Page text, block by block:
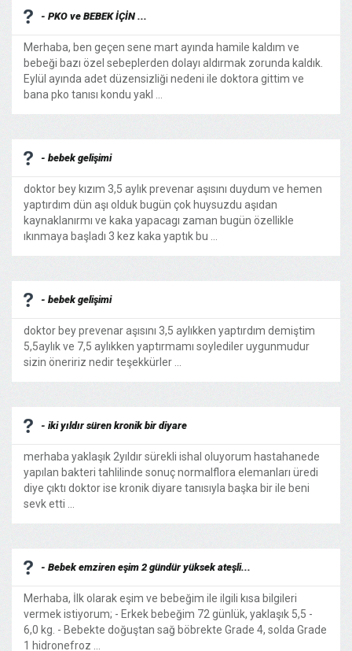
- PKO ve BEBEK İÇİN ...
Merhaba, ben geçen sene mart ayında hamile kaldım ve
bebeği bazı özel sebeplerden dolayı aldırmak zorunda kaldık.
Eylül ayında adet düzensizliği nedeni ile doktora gittim ve
bana pko tanısı kondu yakl ...
- bebek gelişimi
doktor bey kızım 3,5 aylık prevenar aşısını duydum ve hemen
yaptırdım dün aşı olduk bugün çok huysuzdu aşıdan
kaynaklanırmı ve kaka yapacagı zaman bugün özellikle
ıkınmaya başladı 3 kez kaka yaptık bu ...
- bebek gelişimi
doktor bey prevenar aşısını 3,5 aylıkken yaptırdım demiştim
5,5aylık ve 7,5 aylıkken yaptırmamı soylediler uygunmudur
sizin öneririz nedir teşekkürler ...
- iki yıldır süren kronik bir diyare
merhaba yaklaşık 2yıldır sürekli ishal oluyorum hastahanede
yapılan bakteri tahlilinde sonuç normalflora elemanları üredi
diye çıktı doktor ise kronik diyare tanısıyla başka bir ile beni
sevk etti ...
- Bebek emziren eşim 2 gündür yüksek ateşli...
Merhaba, İlk olarak eşim ve bebeğim ile ilgili kısa bilgileri
vermek istiyorum; - Erkek bebeğim 72 günlük, yaklaşık 5,5 -
6,0 kg. - Bebekte doğuştan sağ böbrekte Grade 4, solda Grade
1 hidronefroz ...